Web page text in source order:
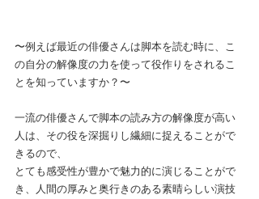
〜例えば最近の俳優さんは脚本を読む時に、こ
の自分の解像度の力を使って役作りをされるこ
とを知っていますか？〜
一流の俳優さんで脚本の読み方の解像度が高い
人は、その役を深掘りし繊細に捉えることがで
きるので、
とても感受性が豊かで魅力的に演じることがで
き、人間の厚みと奥行きのある素晴らしい演技